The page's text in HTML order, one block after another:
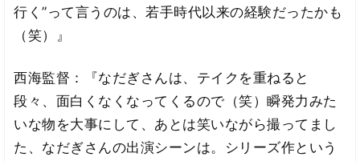
行く”って言うのは、若手時代以来の経験だったかも
（笑）』
西海監督：『なだぎさんは、テイクを重ねると
段々、面白くなくなってくるので（笑）瞬発力みた
いな物を大事にして、あとは笑いながら撮ってまし
た、なだぎさんの出演シーンは。シリーズ作という